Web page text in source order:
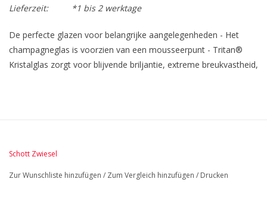
Lieferzeit:
*1 bis 2 werktage
De perfecte glazen voor belangrijke aangelegenheden - Het
champagneglas is voorzien van een mousseerpunt - Tritan®
Kristalglas zorgt voor blijvende briljantie, extreme breukvastheid,
Schott Zwiesel
Zur Wunschliste hinzufügen / Zum Vergleich hinzufügen / Drucken